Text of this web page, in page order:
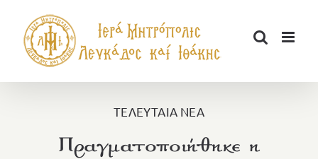
περιεχόμενο
ΤΕΛΕΥΤΑΙΑ ΝΕΑ
Πραγματοποιήθηκε η